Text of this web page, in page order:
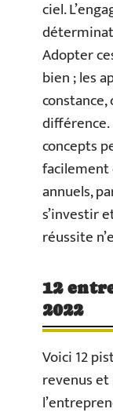
ciel.
Adopter
bien ; les
constance,
différence.
concepts
facilement
annuels,
s’investir
réussite
12
2022
Voici 12
revenus